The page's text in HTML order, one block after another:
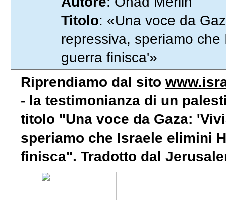
Titolo: «Una voce da
repressiva, speriamo
guerra finisca'»
Riprendiamo dal sito
- la testimonianza di un
titolo "Una voce da Gaza:
speriamo che Israele elimini
finisca". Tradotto dal